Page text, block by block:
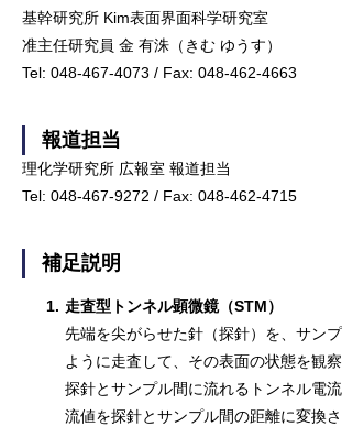
基幹研究所 Kim表面界面科学研究室
准主任研究員 金 有洙（きむ ゆうす）
Tel: 048-467-4073 / Fax: 048-462-4663
報道担当
理化学研究所 広報室 報道担当
Tel: 048-467-9272 / Fax: 048-462-4715
補足説明
1. 走査型トンネル顕微鏡（STM）
先端を尖がらせた針（探針）を、サン
ように走査して、その表面の状態を観
探針とサンプル間に流れるトンネル電
流値を探針とサンプル間の距離に変換